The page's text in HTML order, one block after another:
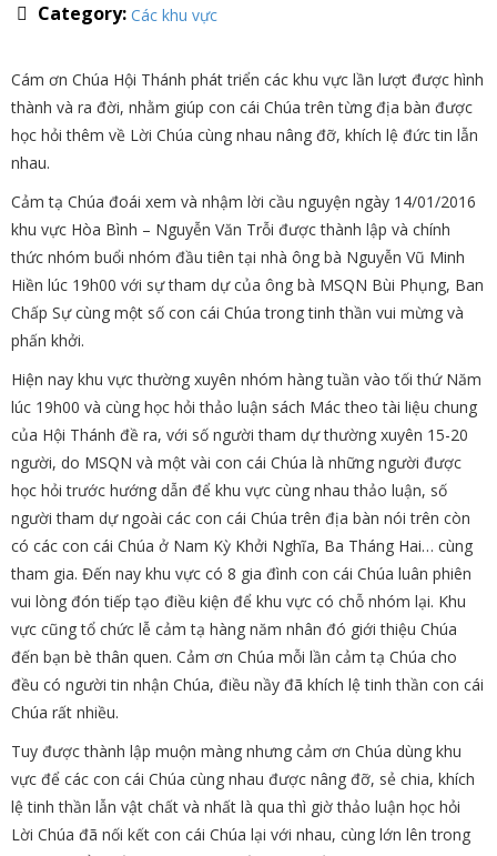
Category: Các khu vực
Cám ơn Chúa Hội Thánh phát triển các khu vực lần lượt được hình
thành và ra đời, nhằm giúp con cái Chúa trên từng địa bàn được
học hỏi thêm về Lời Chúa cùng nhau nâng đỡ, khích lệ đức tin lẫn
nhau.
Cảm tạ Chúa đoái xem và nhậm lời cầu nguyện ngày 14/01/2016
khu vực Hòa Bình – Nguyễn Văn Trỗi được thành lập và chính
thức nhóm buổi nhóm đầu tiên tại nhà ông bà Nguyễn Vũ Minh
Hiền lúc 19h00 với sự tham dự của ông bà MSQN Bùi Phụng, Ban
Chấp Sự cùng một số con cái Chúa trong tinh thần vui mừng và
phấn khởi.
Hiện nay khu vực thường xuyên nhóm hàng tuần vào tối thứ Năm
lúc 19h00 và cùng học hỏi thảo luận sách Mác theo tài liệu chung
của Hội Thánh đề ra, với số người tham dự thường xuyên 15-20
người, do MSQN và một vài con cái Chúa là những người được
học hỏi trước hướng dẫn để khu vực cùng nhau thảo luận, số
người tham dự ngoài các con cái Chúa trên địa bàn nói trên còn
có các con cái Chúa ở Nam Kỳ Khởi Nghĩa, Ba Tháng Hai… cùng
tham gia. Đến nay khu vực có 8 gia đình con cái Chúa luân phiên
vui lòng đón tiếp tạo điều kiện để khu vực có chỗ nhóm lại. Khu
vực cũng tổ chức lễ cảm tạ hàng năm nhân đó giới thiệu Chúa
đến bạn bè thân quen. Cảm ơn Chúa mỗi lần cảm tạ Chúa cho
đều có người tin nhận Chúa, điều nầy đã khích lệ tinh thần con cái
Chúa rất nhiều.
Tuy được thành lập muộn màng nhưng cảm ơn Chúa dùng khu
vực để các con cái Chúa cùng nhau được nâng đỡ, sẻ chia, khích
lệ tinh thần lẫn vật chất và nhất là qua thì giờ thảo luận học hỏi
Lời Chúa đã nối kết con cái Chúa lại với nhau, cùng lớn lên trong